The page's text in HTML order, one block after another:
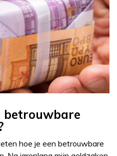
betrouwbare
hoe je een betrouwbare